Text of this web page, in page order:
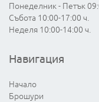
Понеделник - Петък
Събота 10:00-17:00 ч.
Неделя 10:00-14:00 ч.
Навигация
Начало
Брошури